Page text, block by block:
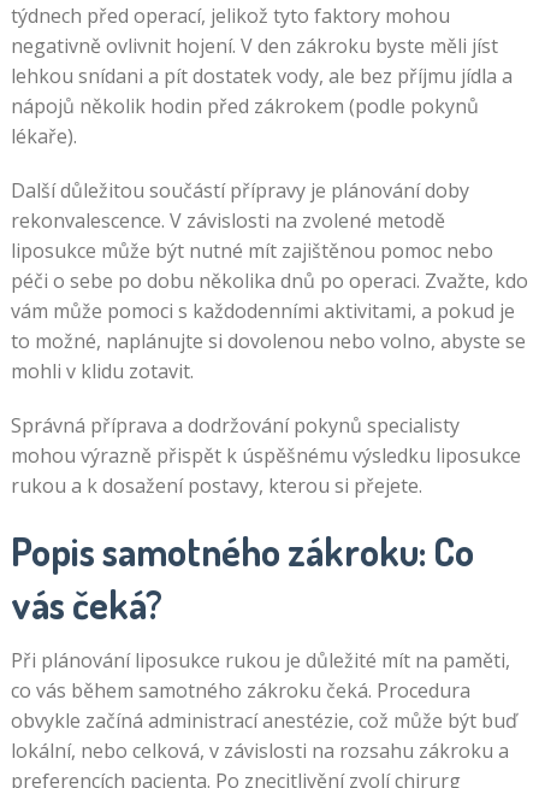
týdnech před operací, jelikož tyto faktory mohou
negativně ovlivnit hojení. V den zákroku byste měli jíst
lehkou snídani a pít dostatek vody, ale bez příjmu jídla a
nápojů několik hodin před zákrokem (podle pokynů
lékaře).
Další důležitou součástí přípravy je plánování doby
rekonvalescence. V závislosti na zvolené metodě
liposukce může být nutné mít zajištěnou pomoc nebo
péči o sebe po dobu několika dnů po operaci. Zvažte, kdo
vám může pomoci s každodenními aktivitami, a pokud je
to možné, naplánujte si dovolenou nebo volno, abyste se
mohli v klidu zotavit.
Správná příprava a dodržování pokynů specialisty
mohou výrazně přispět k úspěšnému výsledku liposukce
rukou a k dosažení postavy, kterou si přejete.
Popis samotného zákroku: Co
vás čeká?
Při plánování liposukce rukou je důležité mít na paměti,
co vás během samotného zákroku čeká. Procedura
obvykle začíná administrací anestézie, což může být buď
lokální, nebo celková, v závislosti na rozsahu zákroku a
preferencích pacienta. Po znecitlivění zvolí chirurg